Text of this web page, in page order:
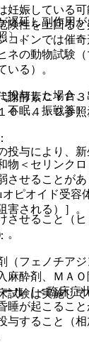
娠している可
険性を上回る
コドンでは催
ネの動物試験
いる）。
与した場合、
不眠、振戦等
与により、新
させること（
。
試験は実施し
遅延し副作用
〕。
謝酵素ＣＹＰ
６．４．２参照
物＜セリンクロ
させることが
ピオイド受容
害される）］。
フェノチアジ
麻酔剤、ＭＡ
ル［＜臨床症
睡が起こるこ
与すること（